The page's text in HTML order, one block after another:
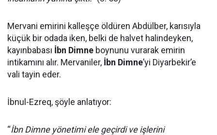
Mervani emirini kalleşçe öldüren Abdülber, karısıyla
küçük bir odada iken, belki de halvet halindeyken,
kayınbabası İbn Dimne boynunu vurarak emirin
intikamını alır. Mervaniler, İbn Dimne’yi Diyarbekir’e
vali tayin eder.
İbnul-Ezreq, şöyle anlatıyor:
“İbn Dimne yönetimi ele geçirdi ve işlerini